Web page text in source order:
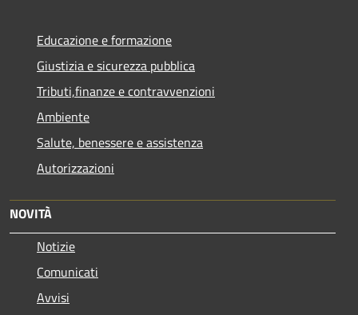
Educazione e formazione
Giustizia e sicurezza pubblica
Tributi,finanze e contravvenzioni
Ambiente
Salute, benessere e assistenza
Autorizzazioni
NOVITÀ
Notizie
Comunicati
Avvisi